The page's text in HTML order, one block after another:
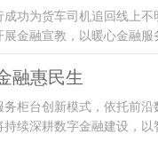
功为货车司机追回线上
金融宣教，以暖心金融服
融惠民生
柜台创新模式，依托前
续深耕数字金融建设，